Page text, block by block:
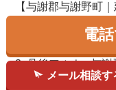
【与謝郡与謝野町
1. 株式会社高岡建
2. 江笠建材（株） -
3. 丹後アルナ - 与
4. （有）山下建材 -
電
メール相談す